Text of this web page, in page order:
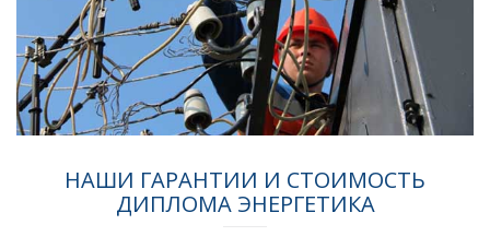
НАШИ ГАРАНТИИ И СТОИМОСТЬ
ДИПЛОМА ЭНЕРГЕТИКА